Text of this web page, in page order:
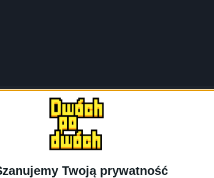
Twoją prywatność
Mandalorian Sezon 3. Tym razem
tej pory jest tym najdłuższym, ale – jak
zbyt mało Mando w Mando.